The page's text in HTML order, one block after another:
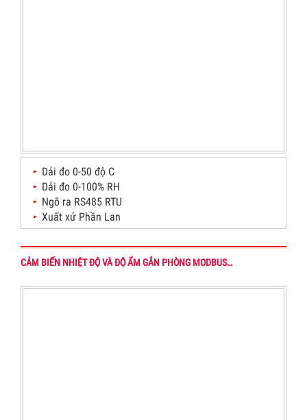
Dải đo 0-50 độ C
Dải đo 0-100% RH
Ngõ ra RS485 RTU
Xuất xứ Phần Lan
CẢM BIẾN NHIỆT ĐỘ VÀ ĐỘ ẨM GẮN PHÒNG MODBUS…